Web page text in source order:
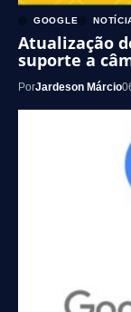
GOOGLE
Atualização
suporte a
PorJardeson Márcio